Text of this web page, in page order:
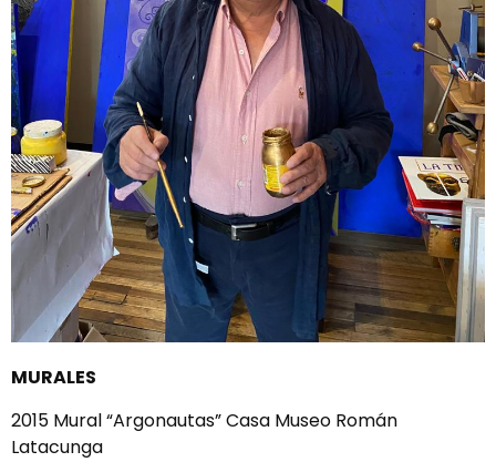
MURALES
2015 Mural “Argonautas” Casa Museo Román
Latacunga